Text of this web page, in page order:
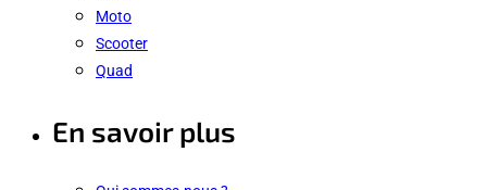
Moto
Scooter
Quad
En savoir plus